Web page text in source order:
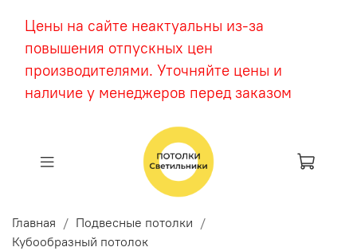
Цены на сайте неактуальны из-за
повышения отпускных цен
производителями. Уточняйте цены и
наличие у менеджеров перед заказом
Главная
Подвесные потолки
Кубообразный потолок